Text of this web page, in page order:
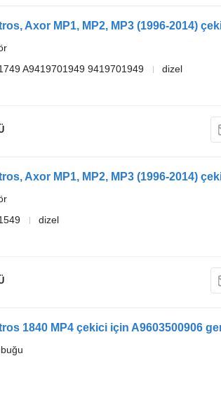
A9419701949 9419701949
dizel
dizel
1840 MP4 çekici için A9603500906